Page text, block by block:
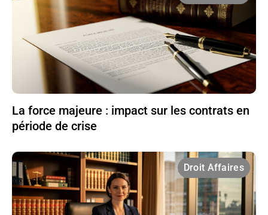
La force majeure : impact sur les contrats en
période de crise
Droit Affaires